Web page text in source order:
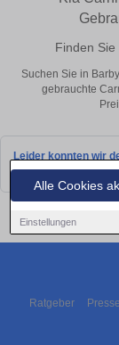
Alle Cookies
Einstellungen
Finden
Suchen Sie in
gebrauchte
Leider konnten wir
bald wieder vorbei!
Ratgeber Presse